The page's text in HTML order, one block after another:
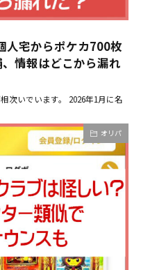
人宅からポケカ700枚
情報はどこから漏れ
次いでいます。 2026年1月に名
オリパ